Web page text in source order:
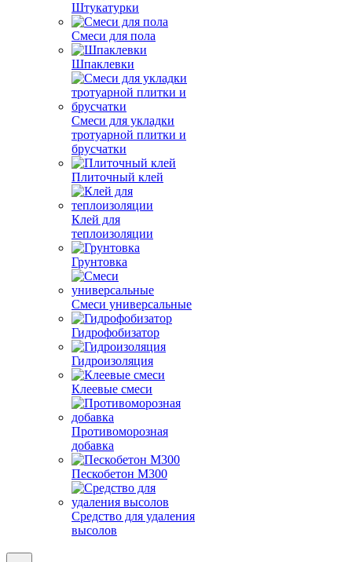
Штукатурки
Смеси для пола
Шпаклевки
Смеси для укладки
тротуарной плитки и
брусчатки
Плиточный клей
Клей для
теплоизоляции
Грунтовка
Смеси универсальные
Гидрофобизатор
Гидроизоляция
Клеевые смеси
Противоморозная
добавка
Пескобетон М300
Средство для удаления
высолов